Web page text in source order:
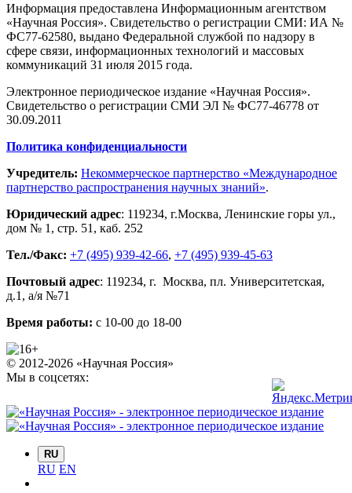
Информация предоставлена Информационным агентством
«Научная Россия». Свидетельство о регистрации СМИ: ИА №
ФС77-62580, выдано Федеральной службой по надзору в
сфере связи, информационных технологий и массовых
коммуникаций 31 июля 2015 года.
Электронное периодическое издание «Научная Россия».
Свидетельство о регистрации СМИ ЭЛ № ФС77-46778 от
30.09.2011
Политика конфиденциальности
Учредитель: Некоммерческое партнерство «Международное
партнерство распространения научных знаний».
Юридический адрес: 119234, г.Москва, Ленинские горы ул.,
дом № 1, стр. 51 , каб. 252
Тел./Факс: +7 (495) 939-42-66, +7 (495) 939-45-63
Почтовый адрес: 119234, г. Москва, пл. Университетская,
д.1 , а/я №71
Время работы: с 10-00 до 18-00
© 2012-2026 «Научная Россия»
Мы в соцсетях:
RU
RU EN